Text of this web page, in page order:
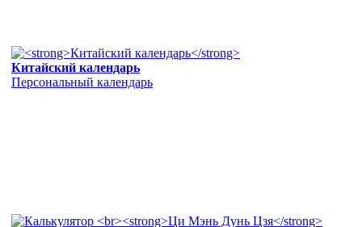
Китайский календарь
Персональный календарь